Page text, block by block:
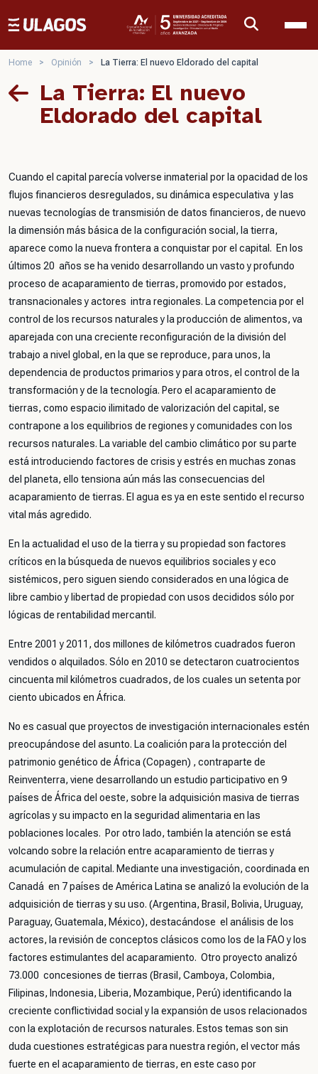
Ulagos Template
Home > Opinión > La Tierra: El nuevo Eldorado del capital
La Tierra: El nuevo
Eldorado del capital
Cuando el capital parecía volverse inmaterial por la opacidad de los
flujos financieros desregulados, su dinámica especulativa y las
nuevas tecnologías de transmisión de datos financieros, de nuevo
la dimensión más básica de la configuración social, la tierra,
aparece como la nueva frontera a conquistar por el capital. En los
últimos 20 años se ha venido desarrollando un vasto y profundo
proceso de acaparamiento de tierras, promovido por estados,
transnacionales y actores intra regionales. La competencia por el
control de los recursos naturales y la producción de alimentos, va
aparejada con una creciente reconfiguración de la división del
trabajo a nivel global, en la que se reproduce, para unos, la
dependencia de productos primarios y para otros, el control de la
transformación y de la tecnología. Pero el acaparamiento de
tierras, como espacio ilimitado de valorización del capital, se
contrapone a los equilibrios de regiones y comunidades con los
recursos naturales. La variable del cambio climático por su parte
está introduciendo factores de crisis y estrés en muchas zonas
del planeta, ello tensiona aún más las consecuencias del
acaparamiento de tierras. El agua es ya en este sentido el recurso
vital más agredido.
En la actualidad el uso de la tierra y su propiedad son factores
críticos en la búsqueda de nuevos equilibrios sociales y eco
sistémicos, pero siguen siendo considerados en una lógica de
libre cambio y libertad de propiedad con usos decididos sólo por
lógicas de rentabilidad mercantil.
Entre 2001 y 2011, dos millones de kilómetros cuadrados fueron
vendidos o alquilados. Sólo en 2010 se detectaron cuatrocientos
cincuenta mil kilómetros cuadrados, de los cuales un setenta por
ciento ubicados en África.
No es casual que proyectos de investigación internacionales estén
preocupándose del asunto. La coalición para la protección del
patrimonio genético de África (Copagen) , contraparte de
Reinventerra, viene desarrollando un estudio participativo en 9
países de África del oeste, sobre la adquisición masiva de tierras
agrícolas y su impacto en la seguridad alimentaria en las
poblaciones locales. Por otro lado, también la atención se está
volcando sobre la relación entre acaparamiento de tierras y
acumulación de capital. Mediante una investigación, coordinada en
Canadá en 7 países de América Latina se analizó la evolución de la
adquisición de tierras y su uso. (Argentina, Brasil, Bolivia, Uruguay,
Paraguay, Guatemala, México), destacándose el análisis de los
actores, la revisión de conceptos clásicos como los de la FAO y los
factores estimulantes del acaparamiento. Otro proyecto analizó
73.000 concesiones de tierras (Brasil, Camboya, Colombia,
Filipinas, Indonesia, Liberia, Mozambique, Perú) identificando la
creciente conflictividad social y la expansión de usos relacionados
con la explotación de recursos naturales. Estos temas son sin
duda cuestiones estratégicas para nuestra región, el vector más
fuerte en el acaparamiento de tierras, en este caso por